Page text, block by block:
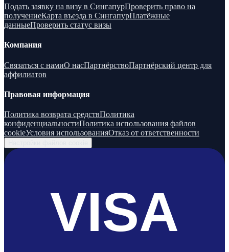
Подать заявку на визу в СингапурПроверить право на
получениеКарта въезда в СингапурПлатёжные
данныеПроверить статус визы
Компания
Связаться с намиО насПартнёрствоПартнёрский центр для
аффилиатов
Правовая информация
Политика возврата средствПолитика
конфиденциальностиПолитика использования файлов
cookieУсловия использованияОтказ от ответственности
VISA